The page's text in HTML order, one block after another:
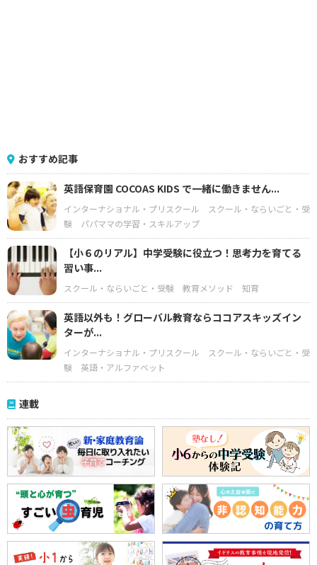
おすすめ記事
英語保育園 COCOAS KIDS で一緒に働きません...
インターナショナル・プリスクール
スクール・ならいごと・受
験
パパママの学習・スキルアップ
【小６のリアル】中学受験に役立つ！思考力を育てる
習い事...
スクール・ならいごと・受験 教育メソッド 知育
英語以外も！グローバル教育ならココアスキッズイン
ターが...
インターナショナル・プリスクール
スクール・ならいごと・受
験
英語・アルファベット
連載